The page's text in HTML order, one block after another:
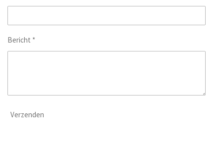
Bericht *
Verzenden